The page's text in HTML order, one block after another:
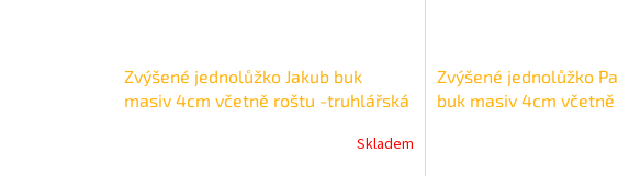
Zvýšené jednolůžko Jakub buk
masiv 4cm včetně roštu -truhlářská
Skladem
Zvýšené jednolůžko
buk masiv 4cm